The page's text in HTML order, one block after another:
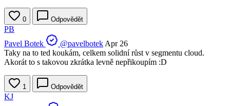
0 Odpovědět
PB
Pavel Botek
@pavelbotek Apr 26
Taky na to ted koukám, celkem solidní růst v segmentu cloud.
Akorát to s takovou zkrátka levně nepřikoupím :D
1 Odpovědět
KJ